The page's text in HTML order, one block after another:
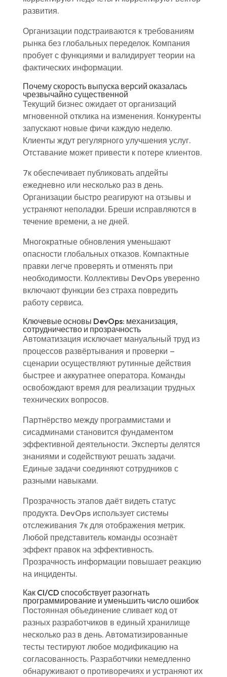
развития.
Организации подстраиваются к требованиям
рынка без глобальных переделок. Компания
пробует с функциями и валидирует теории на
фактических информации.
Почему скорость выпуска версий оказалась
чрезвычайно существенной
Текущий бизнес ожидает от организаций
мгновенной отклика на изменения. Конкуренты
запускают новые фичи каждую неделю.
Клиенты ждут регулярного улучшения услуг.
Отставание может привести к потере клиентов.
7к обеспечивает публиковать апдейты
ежедневно или несколько раз в день.
Организации быстро реагируют на отзывы и
устраняют неполадки. Бреши исправляются в
течение времени, а не дней.
Многократные обновления уменьшают
опасности глобальных отказов. Компактные
правки легче проверять и отменять при
необходимости. Коллективы DevOps уверенно
включают функции без страха повредить
работу сервиса.
Ключевые основы DevOps: механизация,
сотрудничество и прозрачность
Автоматизация исключает мануальный труд из
процессов развёртывания и проверки –
сценарии осуществляют рутинные действия
быстрее и аккуратнее оператора. Команды
освобождают время для реализации трудных
технических вопросов.
Партнёрство между программистами и
сисадминами становится фундаментом
эффективной деятельности. Эксперты делятся
знаниями и содействуют решать задачи.
Единые задачи соединяют сотрудников с
разными навыками.
Прозрачность этапов даёт видеть статус
продукта. DevOps использует системы
отслеживания 7к для отображения метрик.
Любой представитель команды осознаёт
эффект правок на эффективность.
Прозрачность информации повышает реакцию
на инциденты.
Как CI/CD способствует разогнать
программирование и уменьшить число ошибок
Постоянная объединение сливает код от
разных разработчиков в единый хранилище
несколько раз в день. Автоматизированные
тесты тестируют любое модификацию на
согласованность. Разработчики немедленно
обнаруживают о противоречиях и устраняют их